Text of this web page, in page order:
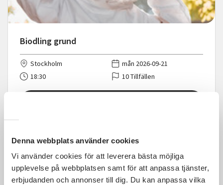
Denna webbplats använder cookies
Vi använder cookies för att leverera bästa möjliga
upplevelse på webbplatsen samt för att anpassa tjänster,
erbjudanden och annonser till dig. Du kan anpassa vilka
Biodling grund
Stockholm
mån 2026-09-21
18:30
10 Tillfällen
2 850 SEK